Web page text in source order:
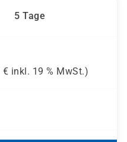
5 Tage
€ inkl. 19 % MwSt.)